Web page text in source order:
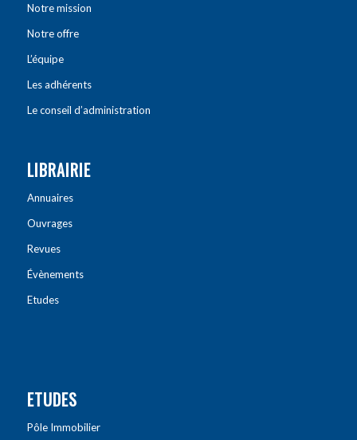
Notre mission
Notre offre
L’équipe
Les adhérents
Le conseil d’administration
LIBRAIRIE
Annuaires
Ouvrages
Revues
Évènements
Etudes
ETUDES
Pôle Immobilier